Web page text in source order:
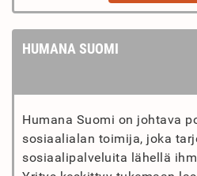
HUMANA SUOMI
Humana Suomi on johtava
sosiaalialan toimija, joka
sosiaalipalveluita lähellä